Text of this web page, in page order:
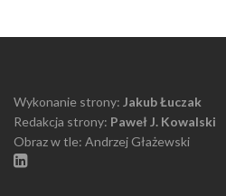
Wykonanie strony: Jakub Łuczak
Redakcja strony: Paweł J. Kowalski
Obraz w tle: Andrzej Głażewski